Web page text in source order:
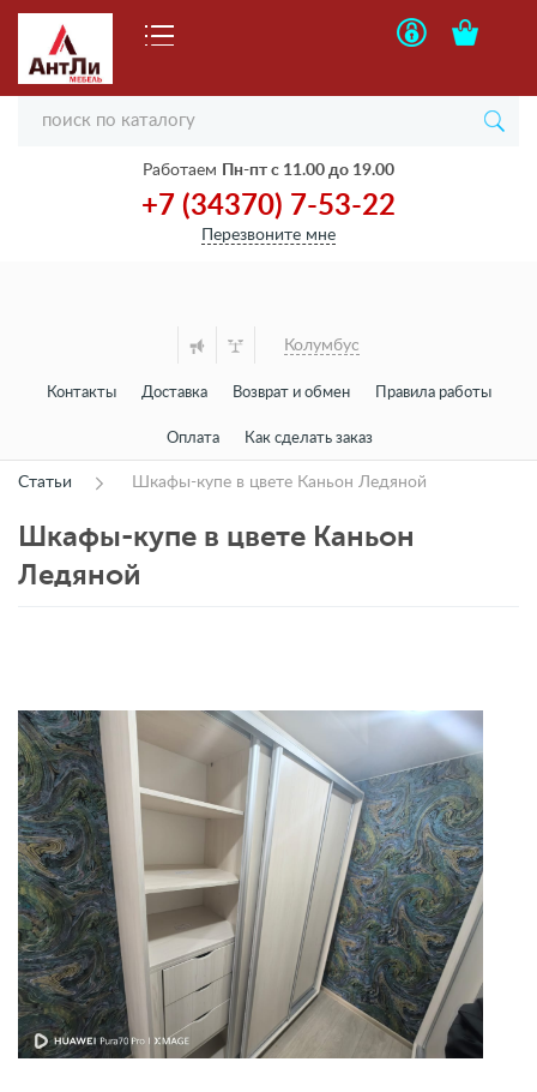
Работаем Пн-пт с 11.00 до 19.00
+7 (34370) 7-53-22
Перезвоните мне
Колумбус
Контакты Доставка Возврат и обмен Правила работы
Оплата Как сделать заказ
Статьи Шкафы-купе в цвете Каньон Ледяной
Шкафы-купе в цвете Каньон
Ледяной